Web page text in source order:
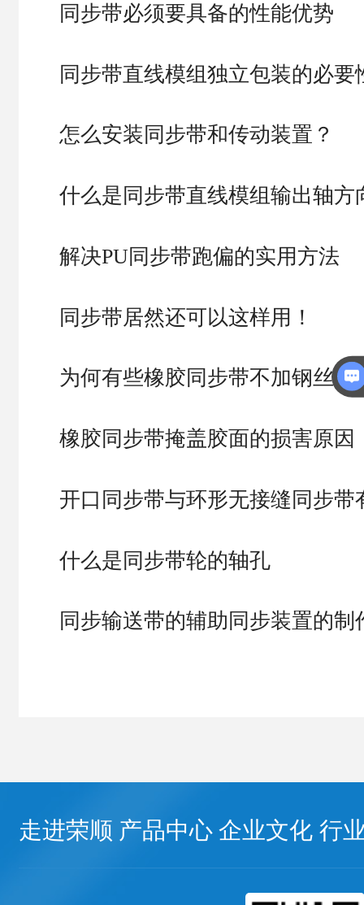
同步带必须要具备的性能优势
同步带直线模组独立包装的必
怎么安装同步带和传动装置？
什么是同步带直线模组输出轴
解决PU同步带跑偏的实用方法
同步带居然还可以这样用！
为何有些橡胶同步带不加钢丝
橡胶同步带掩盖胶面的损害原因
开口同步带与环形无接缝同步
什么是同步带轮的轴孔
同步输送带的辅助同步装置的
走进荣顺 产品中心 企业文化 行